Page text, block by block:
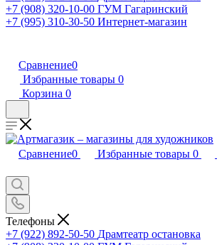
+7 (908) 320-10-00 ГУМ Гагаринский
+7 (995) 310-30-50 Интернет-магазин
Сравнение0
Избранные товары 0
Корзина 0
Сравнение0 Избранные товары 0
Телефоны
+7 (922) 892-50-50 Драмтеатр остановка